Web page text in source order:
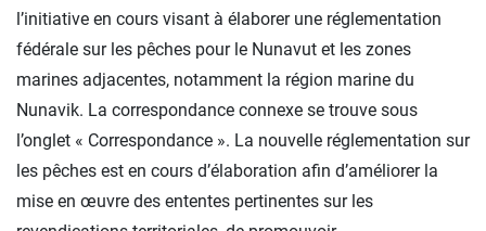
l’initiative en cours visant à élaborer une réglementation
fédérale sur les pêches pour le Nunavut et les zones
marines adjacentes, notamment la région marine du
Nunavik. La correspondance connexe se trouve sous
l’onglet « Correspondance ». La nouvelle réglementation sur
les pêches est en cours d’élaboration afin d’améliorer la
mise en œuvre des ententes pertinentes sur les